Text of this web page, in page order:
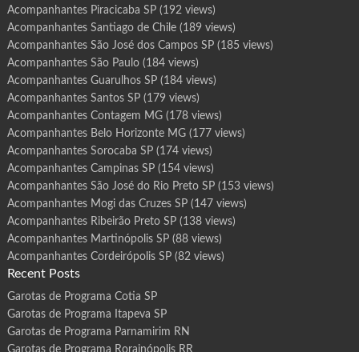
Acompanhantes Piracicaba SP(192 views)
Acompanhantes Santiago de Chile(189 views)
Acompanhantes São José dos Campos SP(185 views)
Acompanhantes São Paulo(184 views)
Acompanhantes Guarulhos SP(184 views)
Acompanhantes Santos SP(179 views)
Acompanhantes Contagem MG(178 views)
Acompanhantes Belo Horizonte MG(177 views)
Acompanhantes Sorocaba SP(174 views)
Acompanhantes Campinas SP(154 views)
Acompanhantes São José do Rio Preto SP(153 views)
Acompanhantes Mogi das Cruzes SP(147 views)
Acompanhantes Ribeirão Preto SP(138 views)
Acompanhantes Martinópolis SP(88 views)
Acompanhantes Cordeirópolis SP(82 views)
Recent Posts
Garotas de Programa Cotia SP
Garotas de Programa Itapeva SP
Garotas de Programa Parnamirim RN